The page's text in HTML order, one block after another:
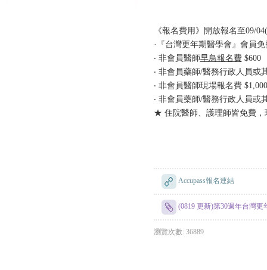
《報名費用》開放報名至09/
·『台灣更年期醫學會』會員
‧ 非會員醫師早鳥報名費$600
‧ 非會員藥師/醫務行政人員或
‧ 非會員醫師現場報名費 $1,000
‧ 非會員藥師/醫務行政人員或
★ 住院醫師、護理師皆免費，
Accupass報名連結
(0819 更新)第30週年台灣
瀏覽次數: 36889